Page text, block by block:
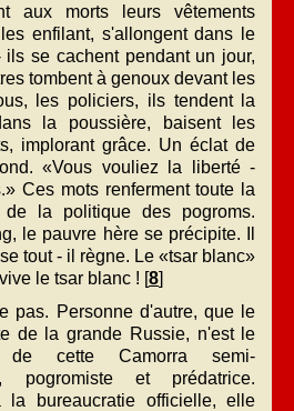
aux morts leurs vêtements
enfilant, s'allongent dans le
se cachent pendant un jour,
tombent à genoux devant les
les policiers, ils tendent la
la poussière, baisent les
implorant grâce. Un éclat de
«Vous vouliez la liberté -
Ces mots renferment toute la
de la politique des pogroms.
le pauvre hère se précipite. Il
tout - il règne. Le «tsar blanc»
le tsar blanc ! [8]
pas. Personne d'autre, que le
de la grande Russie, n'est le
de cette Camorra semi-
pogromiste et prédatrice.
la bureaucratie officielle, elle